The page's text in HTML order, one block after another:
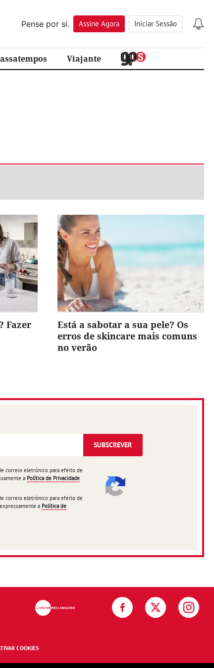
Pense por si.
Assine Agora Iniciar Sessão
Viajante
Fazer
Está a sabotar a sua pele? Os
erros de skincare mais comuns
no verão
SUBSCREVER
correio eletrónico para efeito de
a Política de Privacidade
correio eletrónico para efeito de
a Política de
COOKIES